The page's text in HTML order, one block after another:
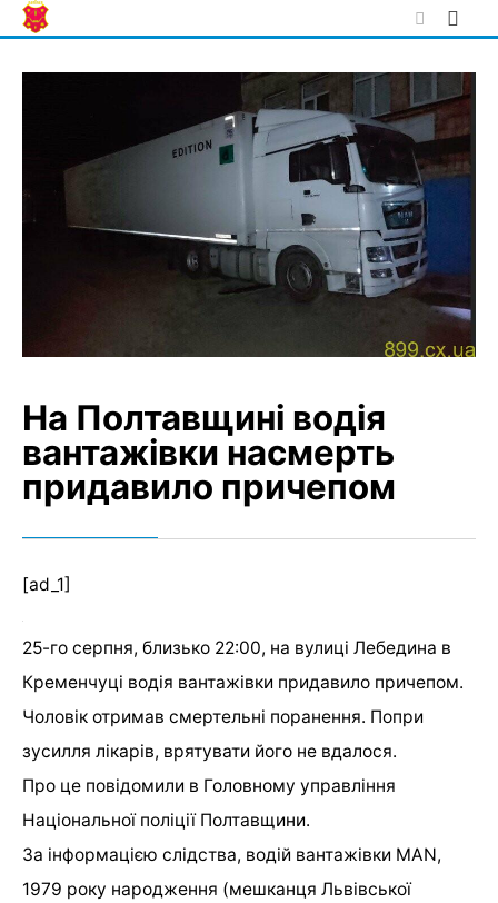
Skip
to
На Полтавщині водія
вантажівки насмерть
придавило причепом
[ad_1]
25-го серпня, близько 22:00, на вулиці Лебедина в
Кременчуці водія вантажівки придавило причепом.
Чоловік отримав смертельні поранення. Попри
зусилля лікарів, врятувати його не вдалося.
Про це повідомили в Головному управління
Національної поліції Полтавщини.
За інформацією слідства, водій вантажівки MAN,
1979 року народження (мешканця Львівської